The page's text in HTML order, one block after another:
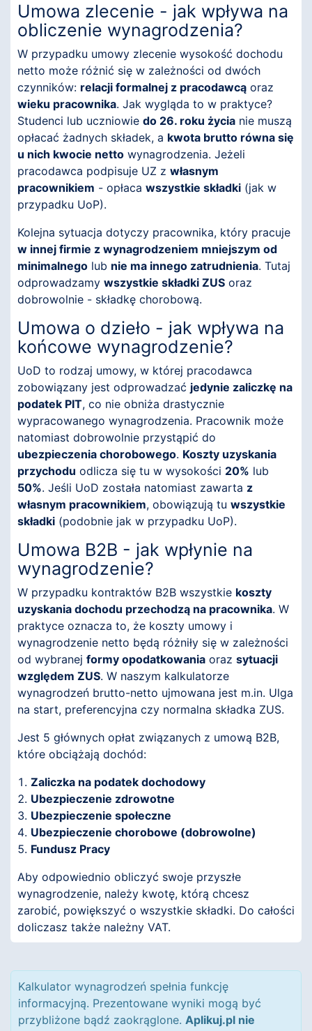
Umowa zlecenie - jak wpływa na
obliczenie wynagrodzenia?
W przypadku umowy zlecenie wysokość dochodu
netto może różnić się w zależności od dwóch
czynników: relacji formalnej z pracodawcą oraz
wieku pracownika. Jak wygląda to w praktyce?
Studenci lub uczniowie do 26. roku życia nie muszą
opłacać żadnych składek, a kwota brutto równa się
u nich kwocie netto wynagrodzenia. Jeżeli
pracodawca podpisuje UZ z własnym
pracownikiem - opłaca wszystkie składki (jak w
przypadku UoP).
Kolejna sytuacja dotyczy pracownika, który pracuje
w innej firmie z wynagrodzeniem mniejszym od
minimalnego lub nie ma innego zatrudnienia. Tutaj
odprowadzamy wszystkie składki ZUS oraz
dobrowolnie - składkę chorobową.
Umowa o dzieło - jak wpływa na
końcowe wynagrodzenie?
UoD to rodzaj umowy, w której pracodawca
zobowiązany jest odprowadzać jedynie zaliczkę na
podatek PIT, co nie obniża drastycznie
wypracowanego wynagrodzenia. Pracownik może
natomiast dobrowolnie przystąpić do
ubezpieczenia chorobowego. Koszty uzyskania
przychodu odlicza się tu w wysokości 20% lub
50%. Jeśli UoD została natomiast zawarta z
własnym pracownikiem, obowiązują tu wszystkie
składki (podobnie jak w przypadku UoP).
Umowa B2B - jak wpłynie na
wynagrodzenie?
W przypadku kontraktów B2B wszystkie koszty
uzyskania dochodu przechodzą na pracownika. W
praktyce oznacza to, że koszty umowy i
wynagrodzenie netto będą różniły się w zależności
od wybranej formy opodatkowania oraz sytuacji
względem ZUS. W naszym kalkulatorze
wynagrodzeń brutto-netto ujmowana jest m.in. Ulga
na start, preferencyjna czy normalna składka ZUS.
Jest 5 głównych opłat związanych z umową B2B,
które obciążają dochód:
Zaliczka na podatek dochodowy
Ubezpieczenie zdrowotne
Ubezpieczenie społeczne
Ubezpieczenie chorobowe (dobrowolne)
Fundusz Pracy
Aby odpowiednio obliczyć swoje przyszłe
wynagrodzenie, należy kwotę, którą chcesz
zarobić, powiększyć o wszystkie składki. Do całości
doliczasz także należny VAT.
Kalkulator wynagrodzeń spełnia funkcję
informacyjną. Prezentowane wyniki mogą być
przybliżone bądź zaokrąglone. Aplikuj.pl nie